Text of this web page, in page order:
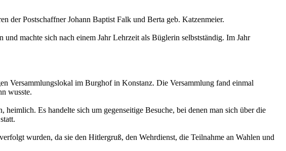
der Postschaffner Johann Baptist Falk und Berta geb. Katzenmeier.
machte sich nach einem Jahr Lehrzeit als Büglerin selbstständig. Im Jahr
Versammlungslokal im Burghof in Konstanz. Die Versammlung fand einmal
wusste.
Es handelte sich um gegenseitige Besuche, bei denen man sich über die
wurden, da sie den Hitlergruß, den Wehrdienst, die Teilnahme an Wahlen und